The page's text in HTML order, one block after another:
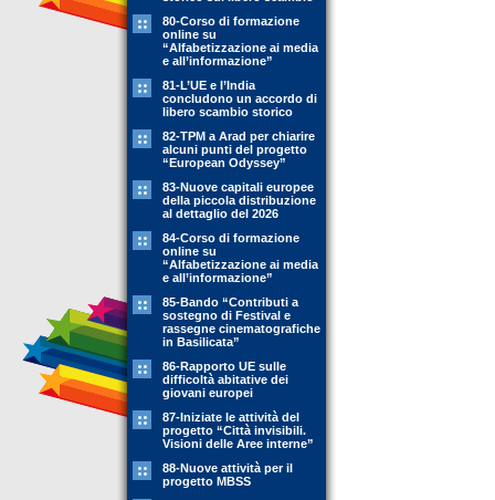
80-Corso di formazione
online su
“Alfabetizzazione ai media
e all’informazione”
81-L’UE e l’India
concludono un accordo di
libero scambio storico
82-TPM a Arad per chiarire
alcuni punti del progetto
“European Odyssey”
83-Nuove capitali europee
della piccola distribuzione
al dettaglio del 2026
84-Corso di formazione
online su
“Alfabetizzazione ai media
e all’informazione”
85-Bando “Contributi a
sostegno di Festival e
rassegne cinematografiche
in Basilicata”
86-Rapporto UE sulle
difficoltà abitative dei
giovani europei
87-Iniziate le attività del
progetto “Città invisibili.
Visioni delle Aree interne”
88-Nuove attività per il
progetto MBSS